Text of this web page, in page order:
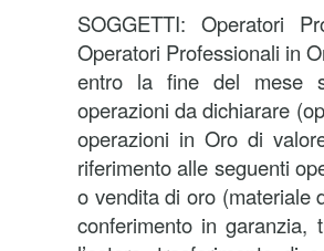
SOGGETTI: Operatori
Operatori Professionali in
entro la fine del mese
operazioni da dichiarare
operazioni in Oro di
riferimento alle seguenti
o vendita di oro (materiale
conferimento in